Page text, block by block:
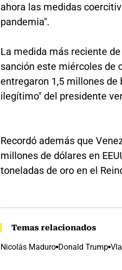
ahora las medidas
pandemia".
La medida más reciente
sanción este miércoles de
entregaron 1,5 millones
ilegítimo" del presidente
Recordó además que
millones de dólares en
toneladas de oro en el
Temas relacionados
Nicolás Maduro Donald Trump